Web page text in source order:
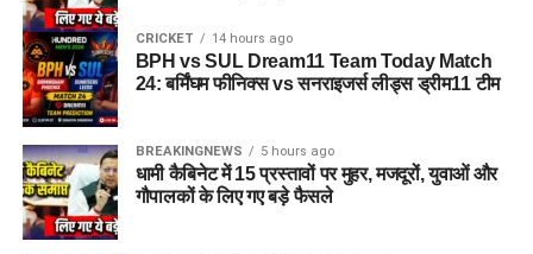
CRICKET 14 hours ago
BPH vs SUL Dream11 Team Today Match
24: बर्मिंघम फीनिक्स vs सनराइजर्स लीड्स ड्रीम11 टीम
BREAKINGNEWS 5 hours ago
धामी कैबिनेट में 15 प्रस्तावों पर मुहर, मजदूरों, युवाओं और
गौपालकों के लिए गए बड़े फैसले